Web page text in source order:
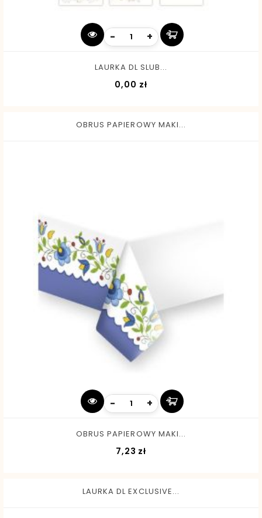
- +
LAURKA DL SLUB...
0,00 złCena
OBRUS PAPIEROWY MAKI...
- +
OBRUS PAPIEROWY MAKI...
7,23 zł
LAURKA DL EXCLUSIVE...